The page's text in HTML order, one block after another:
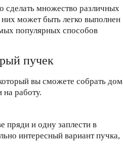
множество различных
может быть легко выполнен
популярных способов
пучек
вы сможете собрать
работу.
пряди и одну заплести в
интересный вариант пучка,